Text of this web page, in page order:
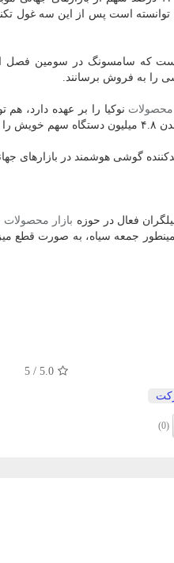
محصولات نوكیا را بر عهده دارد،
گوشی هوشمند در بازارهای
فعال در حوزه بازار محصولات
جمعه سیاه، به صورت قطع
5.0
/ 5
(0)